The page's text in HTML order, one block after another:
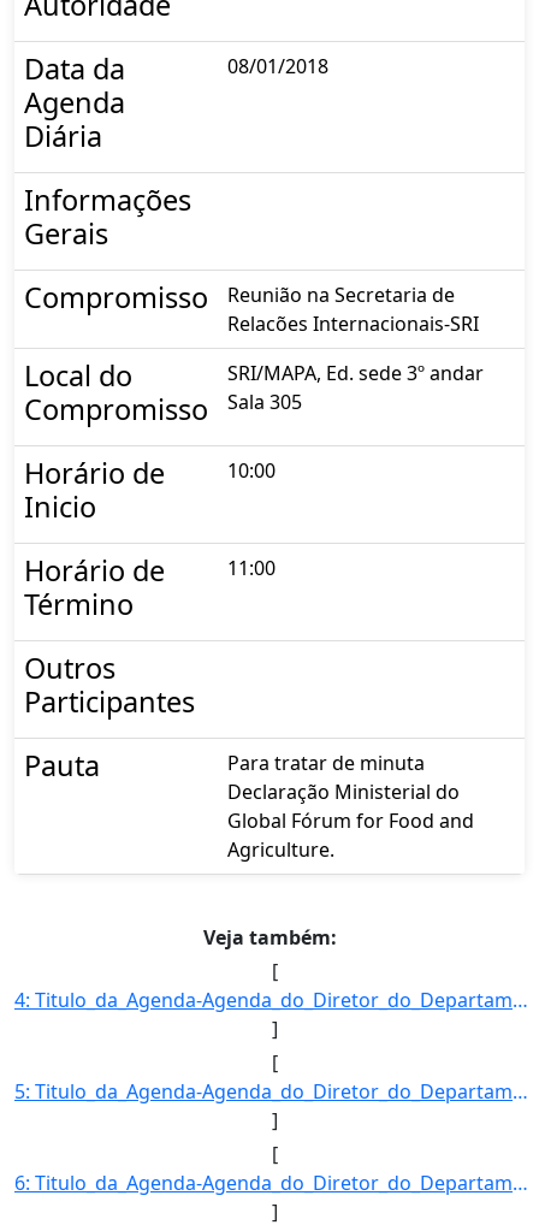
Data da
Agenda
Diária
08/01/2018
Informações
Gerais
Compromisso
Reunião na Secretaria de
Relacões Internacionais-SRI
Local do
Compromisso
SRI/MAPA, Ed. sede 3º andar
Sala 305
Horário de
Inicio
10:00
Horário de
Término
11:00
Outros
Participantes
Pauta
Para tratar de minuta
Declaração Ministerial do
Global Fórum for Food and
Agriculture.
Veja também:
[
4: Titulo_da_Agenda-Agenda_do_Diretor_do_Departamento_de_Desenvolvimento_das_Cadeias_Produtivas_e_da_Pr]
]
[
5: Titulo_da_Agenda-Agenda_do_Diretor_do_Departamento_de_Desenvolvimento_das_Cadeias_Produtivas_e_da_Pr]
]
[
6: Titulo_da_Agenda-Agenda_do_Diretor_do_Departamento_de_Desenvolvimento_das_Cadeias_Produtivas_e_da_Pr]
]